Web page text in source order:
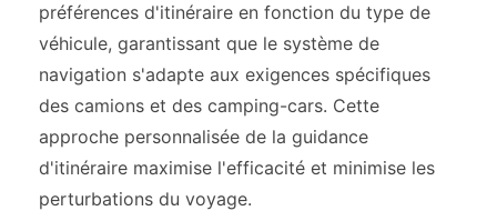
préférences d'itinéraire en fonction du type de
véhicule, garantissant que le système de
navigation s'adapte aux exigences spécifiques
des camions et des camping-cars. Cette
approche personnalisée de la guidance
d'itinéraire maximise l'efficacité et minimise les
perturbations du voyage.